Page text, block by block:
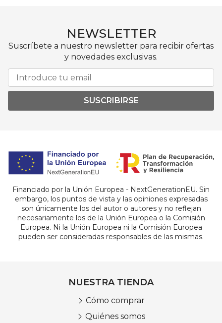
NEWSLETTER
Suscríbete a nuestro newsletter para recibir ofertas
y novedades exclusivas.
SUSCRIBIRSE
Financiado por la Unión Europea - NextGenerationEU. Sin
embargo, los puntos de vista y las opiniones expresadas
son únicamente los del autor o autores y no reflejan
necesariamente los de la Unión Europea o la Comisión
Europea. Ni la Unión Europea ni la Comisión Europea
pueden ser consideradas responsables de las mismas.
NUESTRA TIENDA
Cómo comprar
Quiénes somos